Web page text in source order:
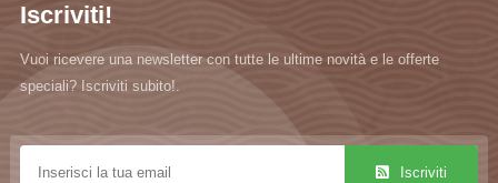
Iscriviti!
Vuoi ricevere una newsletter con tutte le ultime novità e le offerte
speciali? Iscriviti subito!.
Iscriviti